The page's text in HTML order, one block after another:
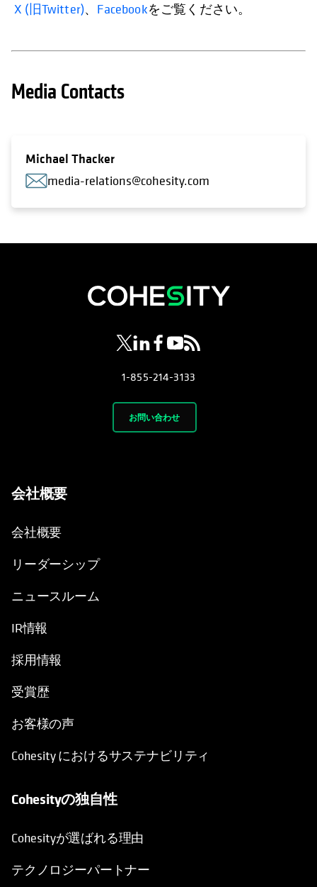
X (旧Twitter)、 Facebookをご覧ください。
Media Contacts
Michael Thacker
media-relations@cohesity.com
新しいタブで開く
新しいタブで開く
新しいタブで開く
新しいタブで開く
新しいタブで開く
1-855-214-3133
お問い合わせ
会社概要
会社概要
リーダーシップ
ニュースルーム
IR情報
採用情報
受賞歴
お客様の声
Cohesity におけるサステナビリティ
Cohesityの独自性
Cohesityが選ばれる理由
テクノロジーパートナー